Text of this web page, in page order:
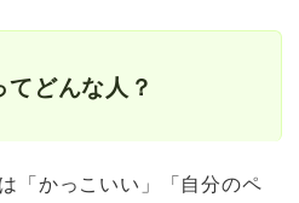
どんな人？
「かっこいい」「自分のペ